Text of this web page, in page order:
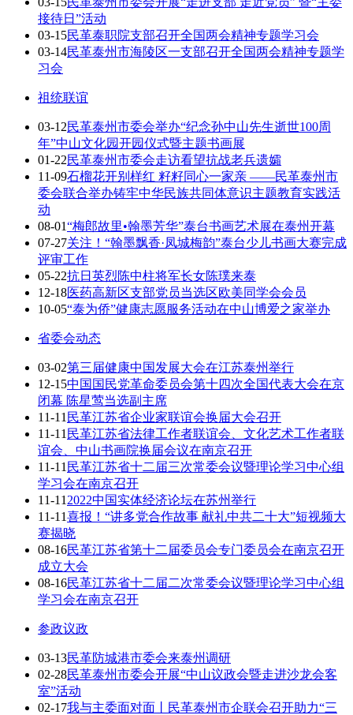
接待日”活动
03-15民革泰职院支部召开全国两会精神专题学习会
03-14民革泰州市海陵区一支部召开全国两会精神专题学
习会
祖统联谊
03-12民革泰州市委会举办“纪念孙中山先生逝世100周
年”中山文化园开园仪式暨主题书画展
01-22民革泰州市委会走访看望抗战老兵遗孀
11-09石榴花开别样红 籽籽同心一家亲 ——民革泰州市
委会联合举办铸牢中华民族共同体意识主题教育实践活
动
08-01“梅郎故里•翰墨芳华”泰台书画艺术展在泰州开幕
07-27关注！“翰墨飘香·凤城梅韵”泰台少儿书画大赛完成
评审工作
05-22抗日英烈陈中柱将军长女陈璞来泰
12-18医药高新区支部党员当选区欧美同学会会员
10-05“泰为侨”健康志愿服务活动在中山博爱之家举办
省委会动态
03-02第三届健康中国发展大会在江苏泰州举行
12-15中国国民党革命委员会第十四次全国代表大会在京
闭幕 陈星莺当选副主席
11-11 民革江苏省企业家联谊会换届大会召开
11-11 民革江苏省法律工作者联谊会、文化艺术工作者联
谊会、中山书画院换届会议在南京召开
11-11 民革江苏省十二届三次常委会议暨理论学习中心组
学习会在南京召开
11-11 2022中国实体经济论坛在苏州举行
11-11喜报！“讲多党合作故事 献礼中共二十大”短视频大
赛揭晓
08-16民革江苏省第十二届委员会专门委员会在南京召开
成立大会
08-16民革江苏省十二届二次常委会议暨理论学习中心组
学习会在南京召开
参政议政
03-13民革防城港市委会来泰州调研
02-28民革泰州市委会开展“中山议政会暨走进沙龙会客
室”活动
02-17我与主委面对面丨民革泰州市企联会召开助力“三